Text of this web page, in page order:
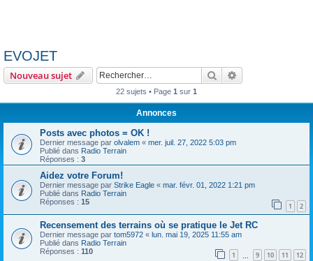
EVOJET
Nouveau sujet Rechercher
22 sujets • Page 1 sur 1
Annonces
Posts avec photos = OK !
Dernier message par olvalem « mer. juil. 27, 2022 5:03 pm
Publié dans Radio Terrain
Réponses : 3
Aidez votre Forum!
Dernier message par Strike Eagle « mar. févr. 01, 2022 1:21 pm
Publié dans Radio Terrain
Réponses : 15 1 2
Recensement des terrains où se pratique le Jet RC
Dernier message par tom5972 « lun. mai 19, 2025 11:55 am
Publié dans Radio Terrain
Réponses : 110 1 9 10 11 12